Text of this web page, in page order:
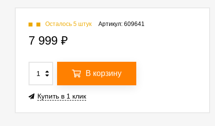
Артикул: 609641
Осталось 5 штук
7 999 ₽
В корзину
Купить в 1 клик